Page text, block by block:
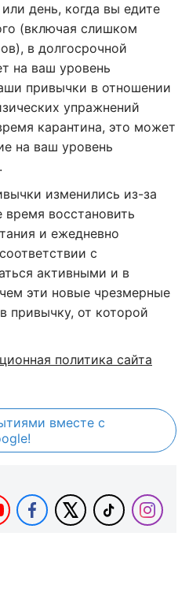
день, когда вы едите
(включая слишком
в долгосрочной
на ваш уровень
привычки в отношении
упражнений
карантина, это может
на ваш уровень
изменились из-за
восстановить
и ежедневно
с
активными и в
эти новые чрезмерные
привычку, от которой
политика сайта
вместе с